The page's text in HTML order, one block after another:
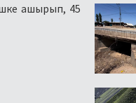
ашырып, 45